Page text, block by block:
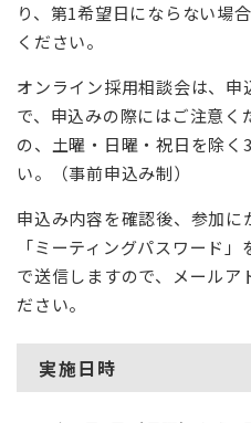
り、第1希望日にならない場
ください。
オンライン採用相談会は、
で、申込みの際にはご注意く
の、土曜・日曜・祝日を除
い。（事前申込み制）
申込み内容を確認後、参加
「ミーティングパスワード
で送信しますので、メールア
ださい。
実施日時